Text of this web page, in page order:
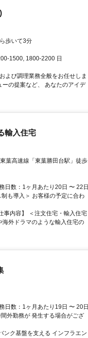
勝田台駅から歩いて3分
1500, 1800-2200 日
よび調理業務全般をお任せしま
の提案など、 あなたのアイデ
輸入住宅
葉高速線「東葉勝田台駅」徒歩
日数：1ヶ月あたり20日 〜 22日
も導入＞ お客様の予定に合わ
内容】 ＜注文住宅・輸入住宅
外ドラマのような輸入住宅の
日数：1ヶ月あたり19日 〜 20日
外勤務が 発生する場合がござ
ンク基盤を支える インフラエン